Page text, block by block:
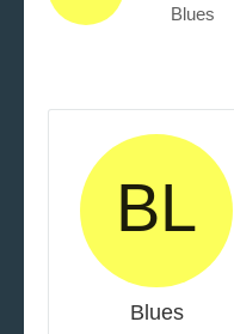
Blues
Blues